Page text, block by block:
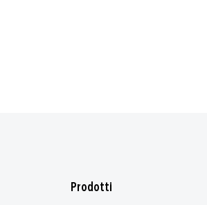
Prodotti